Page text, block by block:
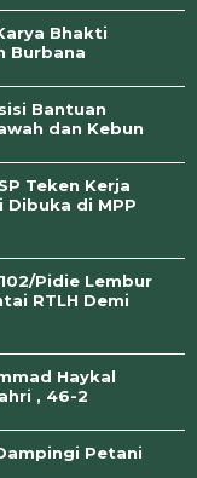
Bhakti
Burbana
Bantuan
dan Kebun
Teken Kerja
Dibuka di MPP
Pidie Lembur
RTLH Demi
Haykal
, 46-2
Petani